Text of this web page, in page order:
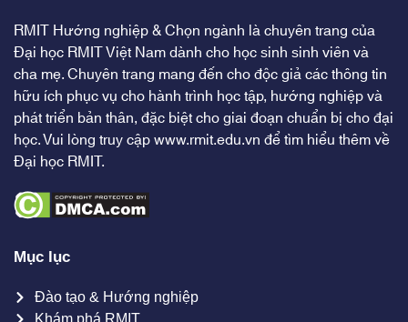
RMIT Hướng nghiệp & Chọn ngành là chuyên trang của
Đại học RMIT Việt Nam dành cho học sinh sinh viên và
cha mẹ. Chuyên trang mang đến cho độc giả các thông tin
hữu ích phục vụ cho hành trình học tập, hướng nghiệp và
phát triển bản thân, đặc biệt cho giai đoạn chuẩn bị cho đại
học. Vui lòng truy cậpwww.rmit.edu.vnđể tìm hiểu thêm về
Đại học RMIT.
Mục lục
Đào tạo & Hướng nghiệp
Khám phá RMIT